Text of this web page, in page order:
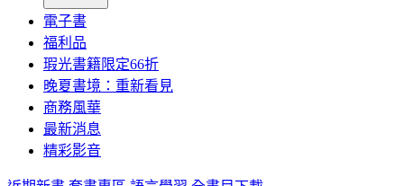
電子書
福利品
瑕光書籍限定66折
晚夏書境：重新看見
商務風華
最新消息
精彩影音